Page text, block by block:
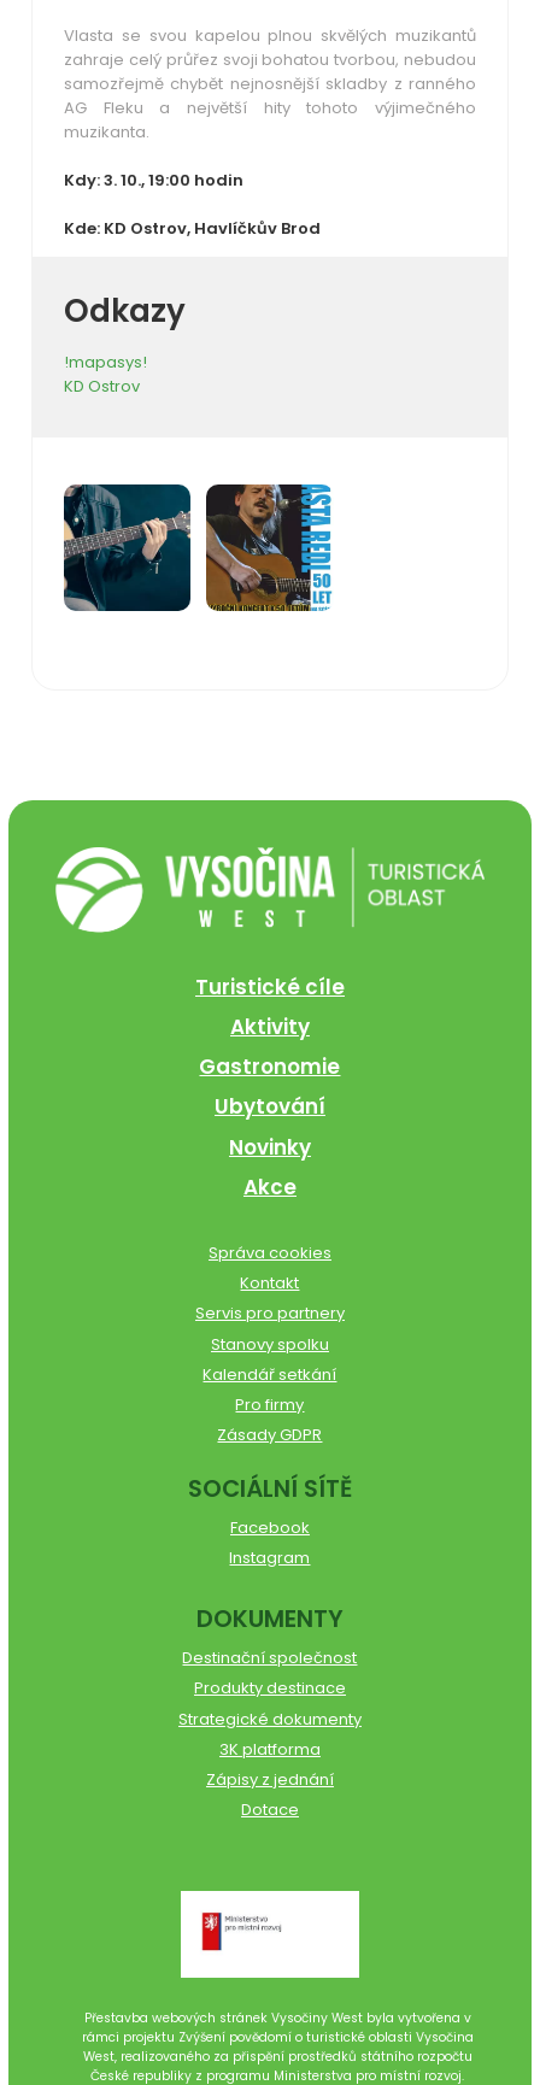
Vlasta se svou kapelou plnou skvělých muzikantů
zahraje celý průřez svoji bohatou tvorbou, nebudou
samozřejmě chybět nejnosnější skladby z ranného
AG Fleku a největší hity tohoto výjimečného
muzikanta.
Kdy: 3. 10., 19:00 hodin
Kde: KD Ostrov, Havlíčkův Brod
Odkazy
!mapasys!
KD Ostrov
Turistické cíle
Aktivity
Gastronomie
Ubytování
Novinky
Akce
Správa cookies
Kontakt
Servis pro partnery
Stanovy spolku
Kalendář setkání
Pro firmy
Zásady GDPR
SOCIÁLNÍ SÍTĚ
Facebook
Instagram
DOKUMENTY
Destinační společnost
Produkty destinace
Strategické dokumenty
3K platforma
Zápisy z jednání
Dotace
Přestavba webových stránek Vysočiny West byla vytvořena v
rámci projektu Zvýšení povědomí o turistické oblasti Vysočina
West, realizovaného za přispění prostředků státního rozpočtu
České republiky z programu Ministerstva pro místní rozvoj.